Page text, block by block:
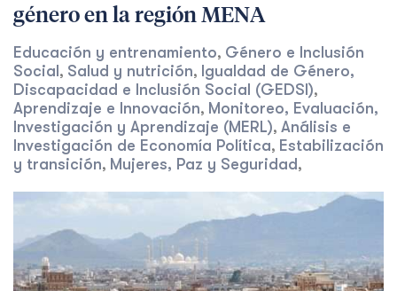
género en la región MENA
Educación y entrenamiento, Género e Inclusión
Social , Salud y nutrición, Igualdad de Género,
Discapacidad e Inclusión Social (GEDSI),
Aprendizaje e Innovación, Monitoreo, Evaluación,
Investigación y Aprendizaje (MERL), Análisis e
Investigación de Economía Política, Estabilización
y transición, Mujeres, Paz y Seguridad ,